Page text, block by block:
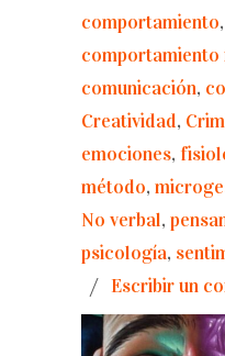
comportamiento,
comportamiento
comunicación,
Creatividad,
emociones,
método,
No verbal,
psicología,
/ Escribir un